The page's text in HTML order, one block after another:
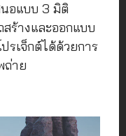
อแบบ 3 มิติ
ร้างและออกแบบ
รเจ็กต์ได้ด้วยการ
ถ่าย